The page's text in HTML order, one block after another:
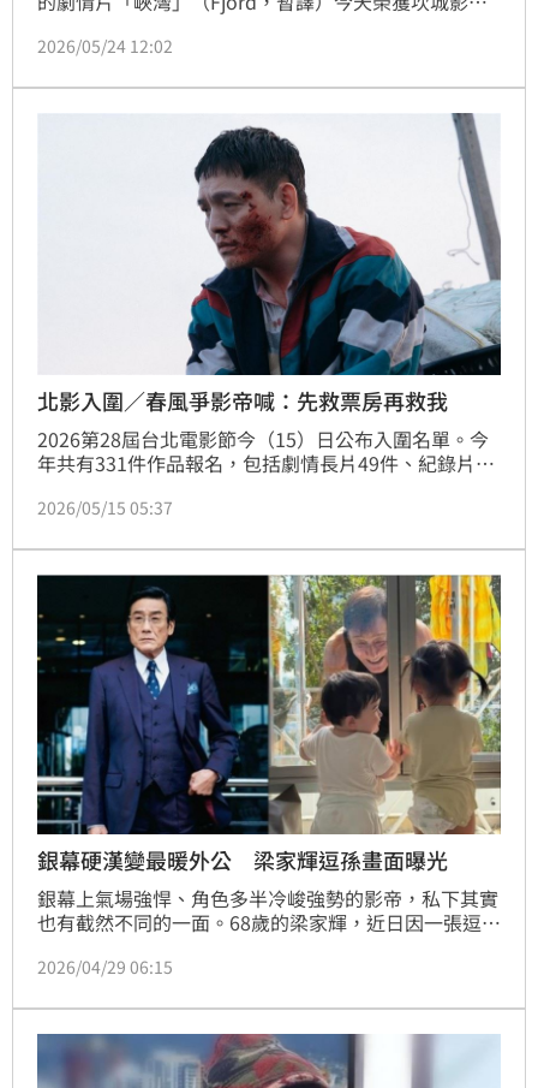
2026/05/24 12:02
北影入圍／春風爭影帝喊：先救票房再救我
2026第28屆台北電影節今（15）日公布入圍名單。今
年共有331件作品報名，包括劇情長片49件、紀錄片84
劇。其中，最受關注的帝后之爭堪稱神仙打架，究竟最
2026/05/15 05:37
銀幕硬漢變最暖外公 梁家輝逗孫畫面曝光
銀幕上氣場強悍、角色多半冷峻強勢的影帝，私下其實
也有截然不同的一面。68歲的梁家輝，近日因一張逗孫
直呼融化。林宜君
2026/04/29 06:15